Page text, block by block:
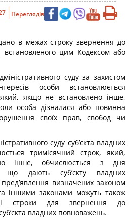
Переглядів
в межах строку звернення до
встановленого цим Кодексом або
суду за захистом
особи встановлюється
якщо не встановлено інше,
особа дізналася або повинна
своїх прав, свобод чи
суду суб’єкта владних
тримісячний строк, який,
інше, обчислюється з дня
що дають суб’єкту владних
визначених законом
іншими законами можуть також
строки для звернення до
владних повноважень.